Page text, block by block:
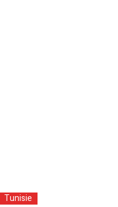
Tunisie